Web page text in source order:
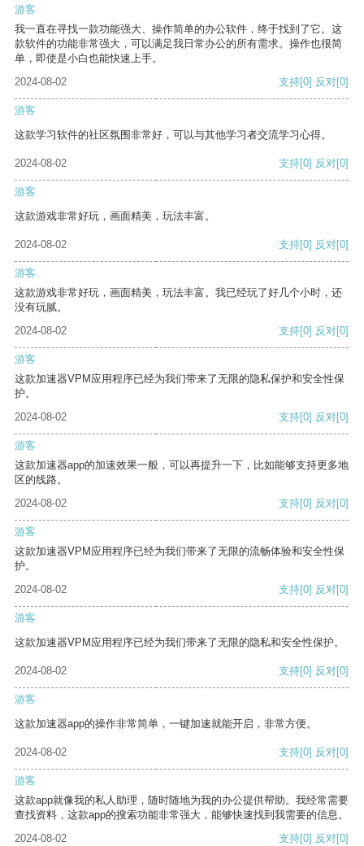
游客
我一直在寻找一款功能强大、操作简单的办公软件，终于找到了它。这
款软件的功能非常强大，可以满足我日常办公的所有需求。操作也很简
单，即使是小白也能快速上手。
2024-08-02
支持[0] 反对[0]
游客
这款学习软件的社区氛围非常好，可以与其他学习者交流学习心得。
2024-08-02 支持[0] 反对[0]
游客
这款游戏非常好玩，画面精美，玩法丰富。
2024-08-02 支持[0] 反对[0]
游客
这款游戏非常好玩，画面精美，玩法丰富。我已经玩了好几个小时，还
没有玩腻。
2024-08-02
支持[0] 反对[0]
游客
这款加速器VPM应用程序已经为我们带来了无限的隐私保护和安全性保
护。
2024-08-02
支持[0] 反对[0]
游客
这款加速器app的加速效果一般，可以再提升一下，比如能够支持更多地
区的线路。
2024-08-02
支持[0] 反对[0]
游客
这款加速器VPM应用程序已经为我们带来了无限的流畅体验和安全性保
护。
2024-08-02
支持[0] 反对[0]
游客
这款加速器VPM应用程序已经为我们带来了无限的隐私和安全性保护。
2024-08-02 支持[0] 反对[0]
游客
这款加速器app的操作非常简单，一键加速就能开启，非常方便。
2024-08-02 支持[0] 反对[0]
游客
这款app就像我的私人助理，随时随地为我的办公提供帮助。我经常需要
查找资料，这款app的搜索功能非常强大，能够快速找到我需要的信息。
2024-08-02
支持[0] 反对[0]